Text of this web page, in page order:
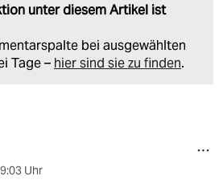
unter diesem Artikel ist
bei ausgewählten
Tage – hier sind sie zu finden.
Uhr